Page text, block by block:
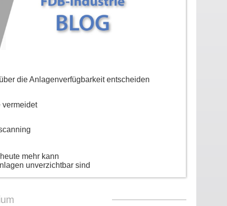
die Anlagenverfügbarkeit entscheiden
vermeidet
mehr kann
unverzichtbar sind